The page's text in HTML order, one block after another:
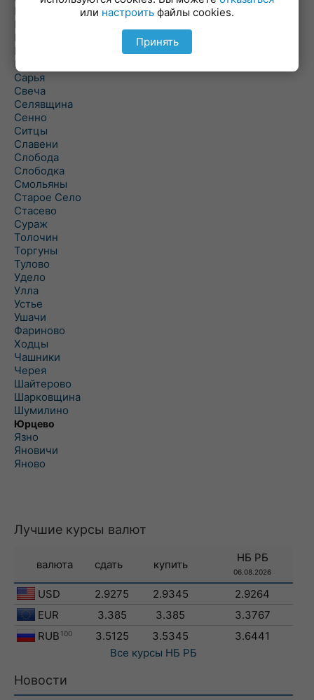
Полоцк
Поставы
Прозороки
Россоны
Руба
Сарья
Свеча
Селявщина
Сенно
Ситцы
Славени
Слобода
Слободка
Смольяны
Старое Село
Стасево
Сураж
Толочин
Торгуны
Тулово
Удело
Улла
Устье
Ушачи
Фариново
Ходцы
Чашники
Черея
Шайтерово
Шарковщина
Шумилино
Юрцево
Язно
Яновичи
Яново
Лучшие курсы валют
валюта сдать купить
НБ РБ
06.08.2026
USD 2.9275 2.9345
2.9264
EUR
3.385 3.385
3.3767
RUB 100 3.5125 3.5345
3.6441
Все курсы НБ РБ
Новости
или настроить файлы cookies.
Принять